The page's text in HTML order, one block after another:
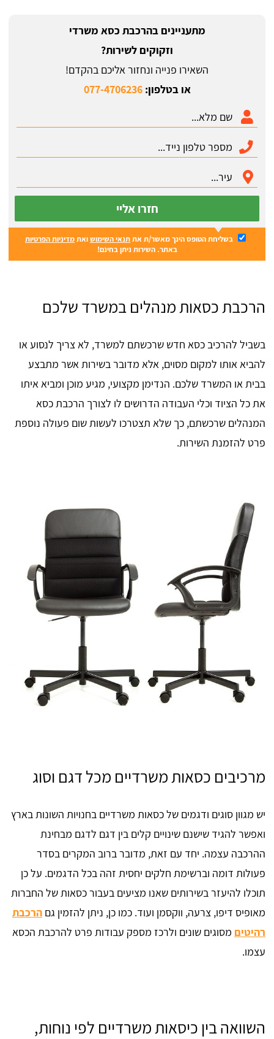
מתעניינים בהרכבת כסא משרדי
וזקוקים לשירות?
השאירו פנייה ונחזור אליכם בהקדם!
או בטלפון:077-4706236
חזרו אליי
בשליחת הטופס הינך מאשר/ת אתתנאי השימושואתמדיניות הפרטיות
באתר. השירות ניתן בחינם!
הרכבת כסאות מנהלים במשרד שלכם
בשביל להרכיב כסא חדש שרכשתם למשרד, לא צריך לנסוע או
להביא אותו למקום מסוים, אלא מדובר בשירות אשר מתבצע
בבית או המשרד שלכם. הנדימן מקצועי, מגיע מוכן ומביא איתו
את כל הציוד וכלי העבודה הדרושים לו לצורך הרכבת כסא
המנהלים שרכשתם, כך שלא תצטרכו לעשות שום פעולה נוספת
פרט להזמנת השירות.
מרכיבים כסאות משרדיים מכל דגם וסוג
יש מגוון סוגים ודגמים של כסאות משרדיים בחנויות השונות בארץ
ואפשר להגיד שישנם שינויים קלים בין דגם לדגם מבחינת
ההרכבה עצמה. יחד עם זאת, מדובר ברוב המקרים בסדר
פעולות דומה וברשימת חלקים יחסית זהה בכל הדגמים. על כן
תוכלו להיעזר בשירותים שאנו מציעים בעבור כסאות של החברות
מאופיס דיפו, צרעה, ווקסמן ועוד. כמו כן, ניתן להזמין גם הרכבת
רהיטים מסוגים שונים ולרכז מספק עבודות פרט להרכבת הכסא
עצמו.
השוואה בין כיסאות משרדיים לפי נוחות,